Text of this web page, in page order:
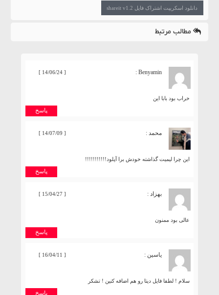
دانلود اسکریپت اشتراک فایل shareit v1.2
مطالب مرتبط
Benyamin :
[ 14/06/24 ]
خراب بود بابا این
پاسخ
محمد : [ 14/07/09 ]
این چرا لیمیت گذاشته خودش برا آپلود!!!!!!!!!!!
پاسخ
بهزاد : [ 15/04/27 ]
عالی بود ممنون
پاسخ
یاسین : [ 16/04/11 ]
سلام ! لطفا فایل دیتا رو هم اضافه کنین ! تشکر
پاسخ